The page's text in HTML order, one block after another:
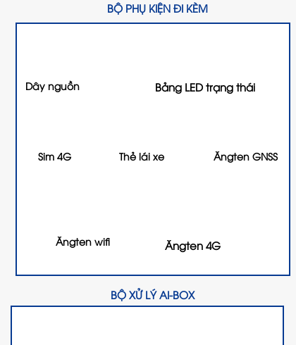
BỘ PHỤ KIỆN ĐI KÈM
BỘ XỬ LÝ AI-BOX
Dây nguồn Bảng LED trạng thái
Sim 4G Thẻ lái xe Ăngten GNSS
Ăngten wifi Ăngten 4G